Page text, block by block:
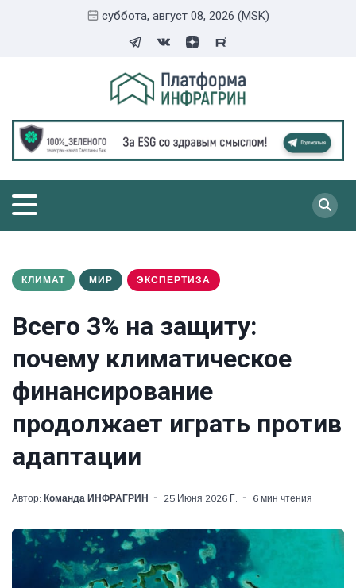
суббота, август 08, 2026 (MSK)
КЛИМАТ МИР ЭКСПЕРТИЗА
Всего 3% на защиту:
почему климатическое
финансирование
продолжает играть против
адаптации
Автор: Команда ИНФРАГРИН 25 Июня 2026 Г. 6 мин чтения